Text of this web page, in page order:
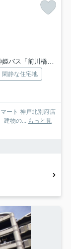
兵庫県）」 停歩3分
閑静な住宅地
ート 神戸北別府店
建物の... もっと見